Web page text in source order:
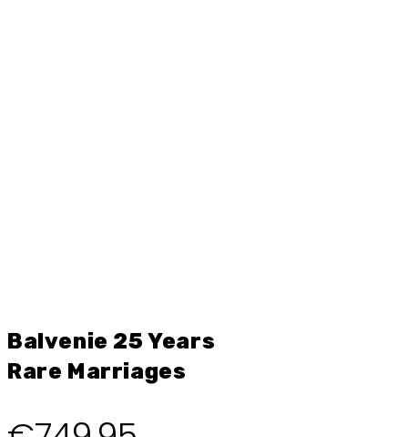
Balvenie 25 Years
Rare Marriages